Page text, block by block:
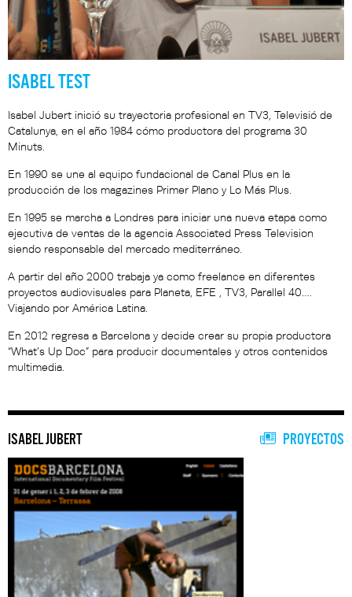
ISABEL TEST
Isabel Jubert inició su trayectoria profesional en TV3, Televisió de
Catalunya, en el año 1984 cómo productora del programa 30
Minuts.
En 1990 se une al equipo fundacional de Canal Plus en la
producción de los magazines Primer Plano y Lo Más Plus.
En 1995 se marcha a Londres para iniciar una nueva etapa como
ejecutiva de ventas de la agencia Associated Press Television
siendo responsable del mercado mediterráneo.
A partir del año 2000 trabaja ya como freelance en diferentes
proyectos audiovisuales para Planeta, EFE , TV3, Parallel 40….
Viajando por América Latina.
En 2012 regresa a Barcelona y decide crear su propia productora
“What’s Up Doc” para producir documentales y otros contenidos
multimedia.
ISABEL JUBERT PROYECTOS